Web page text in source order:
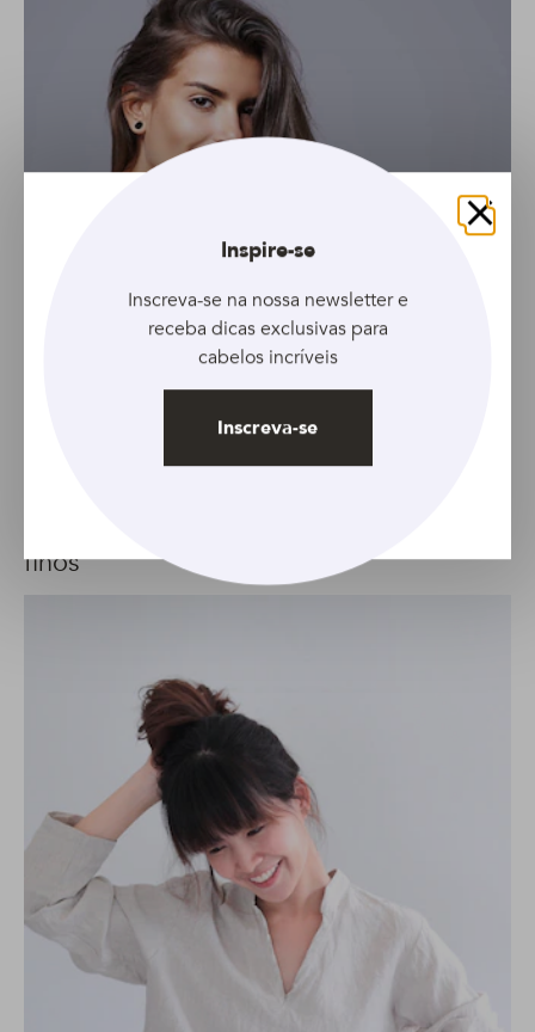
finos
Fechar
Inspire-se
Inscreva-se na nossa newsletter e
receba dicas exclusivas para
cabelos incríveis
Inscreva-se